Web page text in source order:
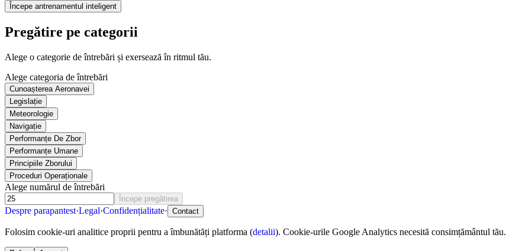
Începe antrenamentul inteligent
Pregătire pe categorii
Alege o categorie de întrebări și exersează în ritmul tău.
Alege categoria de întrebări
Cunoașterea Aeronavei
Legislație
Meteorologie
Navigație
Performanțe De Zbor
Performanțe Umane
Principiile Zborului
Proceduri Operaționale
Alege numărul de întrebări
Începe pregătirea
Despre parapantest·Legal·Confidențialitate· Contact
Folosim cookie-uri analitice proprii pentru a îmbunătăți platforma (detalii). Cookie-urile Google Analytics necesită consimțământul tău.